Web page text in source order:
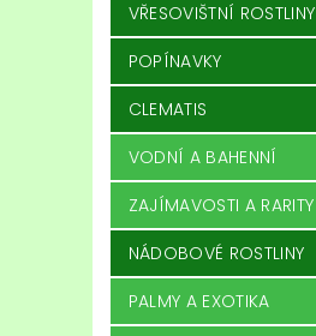
VŘESOVIŠTNÍ ROSTLINY
POPÍNAVKY
CLEMATIS
VODNÍ A BAHENNÍ
ZAJÍMAVOSTI A RARITY
NÁDOBOVÉ ROSTLINY
PALMY A EXOTIKA